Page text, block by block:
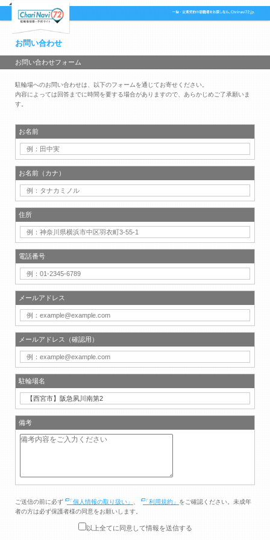
お問い合わせ
お問い合わせフォーム
駐輪場へのお問い合わせは、以下のフォームを通じてお寄せください。
内容によっては回答までに時間を要する場合がありますので、あらかじめご了承願いま
す。
お名前
お名前（カナ）
住所
電話番号
メールアドレス
メールアドレス（確認用）
駐輪場名
備考
ご送信の前に必ず 「個人情報の取り扱い」 「利用規約」 をご確認ください。未成年
者の方は必ず保護者様の同意をお願いします。
以上全てに同意して情報を送信する